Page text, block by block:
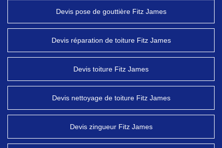
Devis pose de gouttière Fitz James
Devis réparation de toiture Fitz James
Devis toiture Fitz James
Devis nettoyage de toiture Fitz James
Devis zingueur Fitz James